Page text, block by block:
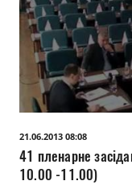
21.06.2013 08:08
41 пленарне
10.00 -11.00)